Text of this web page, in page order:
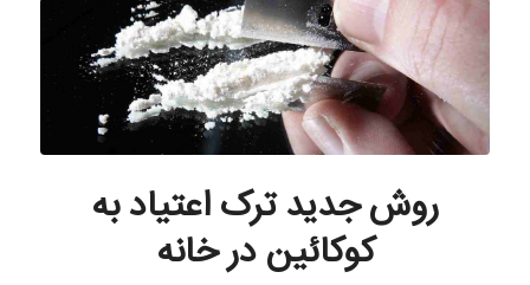
روش جدید ترک اعتیاد به
کوکائین در خانه